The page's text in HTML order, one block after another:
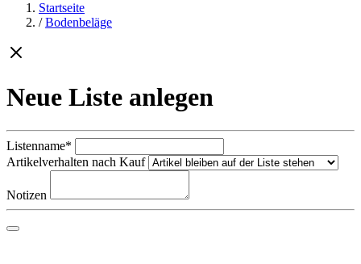
Startseite
/ Bodenbeläge
Neue Liste anlegen
Listenname*
Artikelverhalten nach Kauf
Notizen